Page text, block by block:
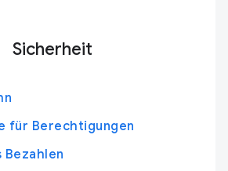
Sicherheit
für Berechtigungen
Bezahlen